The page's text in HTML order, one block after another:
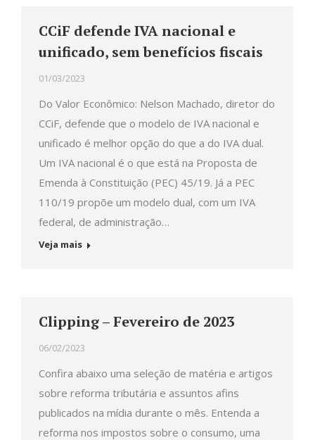
CCiF defende IVA nacional e
unificado, sem benefícios fiscais
01/03/2023
Do Valor Econômico: Nelson Machado, diretor do
CCiF, defende que o modelo de IVA nacional e
unificado é melhor opção do que a do IVA dual.
Um IVA nacional é o que está na Proposta de
Emenda à Constituição (PEC) 45/19. Já a PEC
110/19 propõe um modelo dual, com um IVA
federal, de administração…
Veja mais
Clipping – Fevereiro de 2023
06/02/2023
Confira abaixo uma seleção de matéria e artigos
sobre reforma tributária e assuntos afins
publicados na mídia durante o mês. Entenda a
reforma nos impostos sobre o consumo, uma